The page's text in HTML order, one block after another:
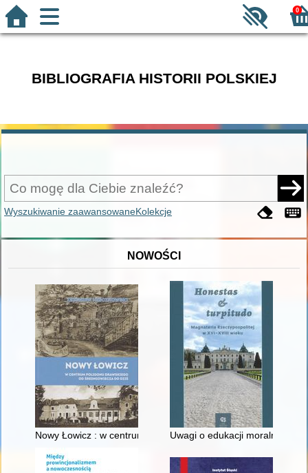
0
BIBLIOGRAFIA HISTORII POLSKIEJ
Wyszukiwanie zaawansowaneKolekcje
NOWOŚCI
Nowy Łowicz : w centrum poligonu drawskiego od
Uwagi o edukacji moralnej